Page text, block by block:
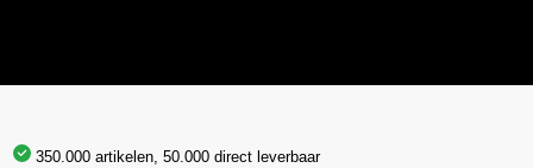
350.000 artikelen, 50.000 direct leverbaar